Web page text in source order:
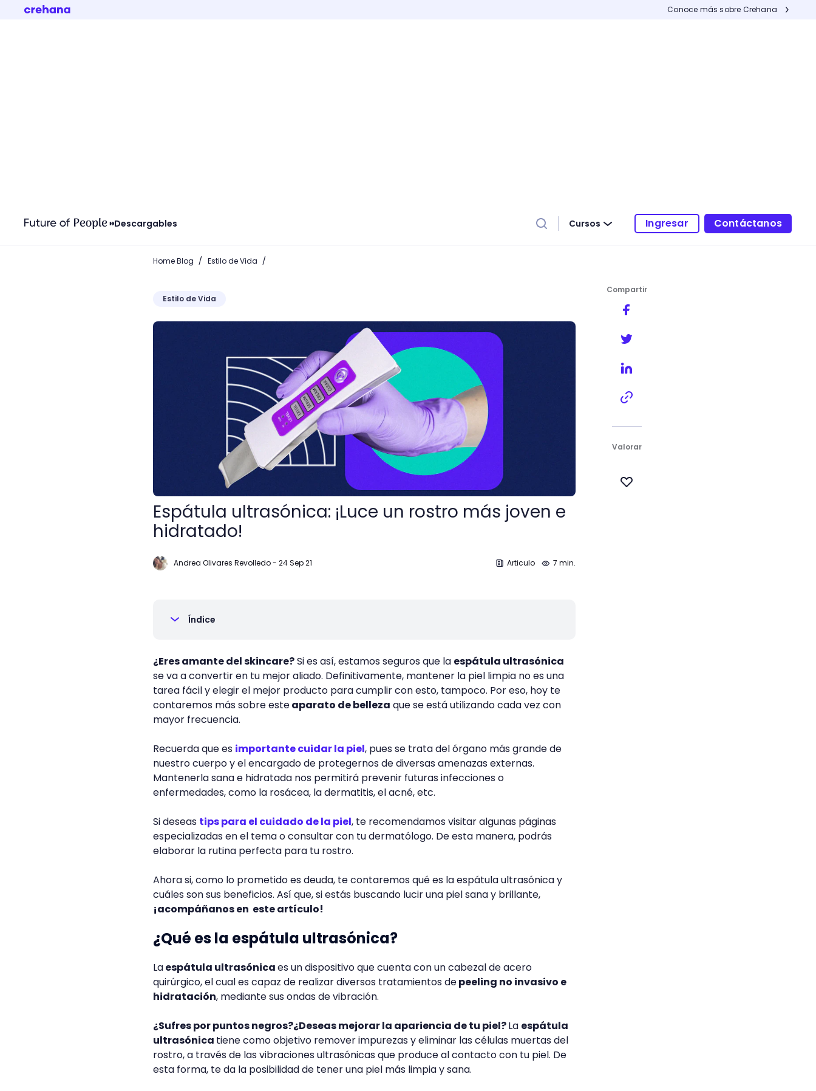
Conoce más sobre Crehana
Descargables Cursos Ingresar Contáctanos
Home Blog / Estilo de Vida /
Estilo de Vida
Espátula ultrasónica: ¡Luce un rostro más joven e hidratado!
Espátula ultrasónica: ¡Luce un rostro más joven e
hidratado!
Andrea Olivares Revolledo- 24 Sep 21 Articulo 7 min.
Índice
¿Eres amante del skincare?Si es así, estamos seguros que la espátula ultrasónica
se va a convertir en tu mejor aliado. Definitivamente, mantener la piel limpia no es una
tarea fácil y elegir el mejor producto para cumplir con esto, tampoco. Por eso, hoy te
contaremos más sobre esteaparato de belleza que se está utilizando cada vez con
mayor frecuencia.
Recuerda que es importante cuidar la piel, pues se trata del órgano más grande de
nuestro cuerpo y el encargado de protegernos de diversas amenazas externas.
Mantenerla sana e hidratada nos permitirá prevenir futuras infecciones o
enfermedades, como la rosácea, la dermatitis, el acné, etc.
Si deseas tips para el cuidado de la piel, te recomendamos visitar algunas páginas
especializadas en el tema o consultar con tu dermatólogo. De esta manera, podrás
elaborar la rutina perfecta para tu rostro.
Ahora si, como lo prometido es deuda, te contaremos qué es la espátula ultrasónica y
cuáles son sus beneficios. Así que, si estás buscando lucir una piel sana y brillante,
¡acompáñanos en este artículo!
¿Qué es la espátula ultrasónica?
Laespátula ultrasónicaes un dispositivo que cuenta con un cabezal de acero
quirúrgico, el cual es capaz de realizar diversos tratamientos depeeling no invasivo e
hidratación, mediante sus ondas de vibración.
¿Sufres por puntos negros?¿Deseas mejorar la apariencia de tu piel?La espátula
ultrasónica tiene como objetivo remover impurezas y eliminar las células muertas del
rostro, a través de las vibraciones ultrasónicas que produce al contacto con tu piel. De
esta forma, te da la posibilidad de tener una piel más limpia y sana.
Compartir
Valorar